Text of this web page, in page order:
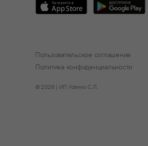
Пользовательское соглашение
Политика конфиденциальности
© 2026 | ИП Усенко С.Л.